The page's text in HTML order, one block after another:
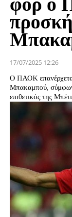
17/07/2025 12:26
Ο ΠΑΟΚ
Μπακαμπού,
επιθετικός της